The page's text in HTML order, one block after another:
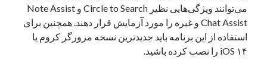
مارس 2024
فوریه 2024
ژانویه 2024
دسامبر 2023
می‌توانند ویژگی‌هایی نظیر Circle to Search و Note Assist
Chat Assist و غیره را مورد آزمایش قرار دهند. همچنین برای
استفاده از این برنامه باید جدیدترین نسخه مرورگر کروم یا
iOS ۱۴ را نصب کرده باشید.